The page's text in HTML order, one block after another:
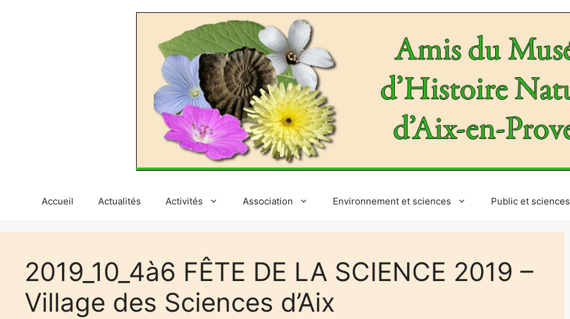
Accueil Actualités Activités Association Environnement et sciences Public et sciences
2019_10_4à6 FÊTE DE LA SCIENCE 2019 –
Village des Sciences d’Aix